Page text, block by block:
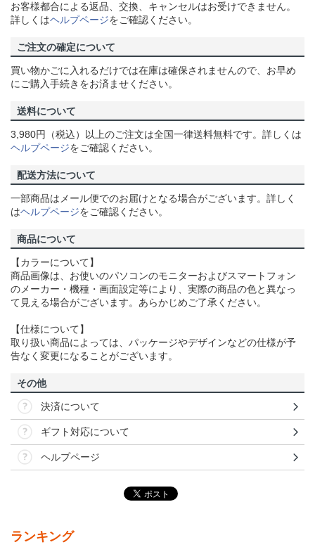
お客様都合による返品、交換、キャンセルはお受けできません。
詳しくはヘルプページをご確認ください。
ご注文の確定について
買い物かごに入れるだけでは在庫は確保されませんので、お早め
にご購入手続きをお済ませください。
送料について
3,980円（税込）以上のご注文は全国一律送料無料です。詳しくは
ヘルプページをご確認ください。
配送方法について
一部商品はメール便でのお届けとなる場合がございます。詳しく
はヘルプページをご確認ください。
商品について
【カラーについて】
商品画像は、お使いのパソコンのモニターおよびスマートフォン
のメーカー・機種・画面設定等により、実際の商品の色と異なっ
て見える場合がございます。あらかじめご了承ください。
【仕様について】
取り扱い商品によっては、パッケージやデザインなどの仕様が予
告なく変更になることがございます。
その他
決済について
ギフト対応について
ヘルプページ
ランキング